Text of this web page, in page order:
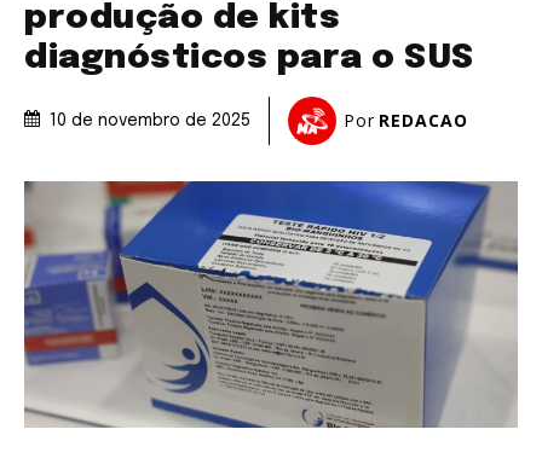
produção de kits
diagnósticos para o SUS
10 de novembro de 2025 Por REDACAO